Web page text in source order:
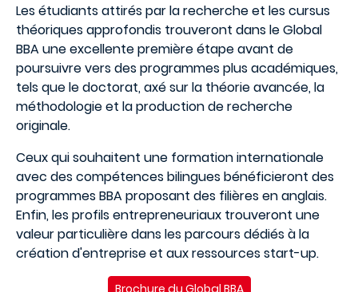
Les étudiants attirés par la recherche et les cursus
théoriques approfondis trouveront dans le Global
BBA une excellente première étape avant de
poursuivre vers des programmes plus académiques,
tels que le doctorat, axé sur la théorie avancée, la
méthodologie et la production de recherche
originale.
Ceux qui souhaitent une formation internationale
avec des compétences bilingues bénéficieront des
programmes BBA proposant des filières en anglais.
Enfin, les profils entrepreneuriaux trouveront une
valeur particulière dans les parcours dédiés à la
création d'entreprise et aux ressources start-up.